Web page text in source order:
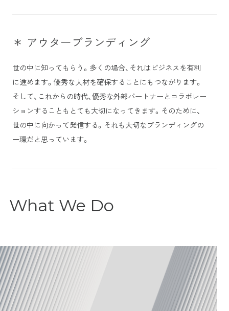
＊ アウターブランディング
世の中に知ってもらう。多くの場合、それはビジネスを有利
に進めます。優秀な人材を確保することにもつながります。
そして、これからの時代、優秀な外部パートナーとコラボレー
ションすることもとても大切になってきます。そのために、
世の中に向かって発信する。それも大切なブランディングの
一環だと思っています。
What We Do